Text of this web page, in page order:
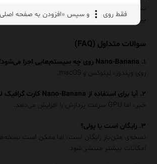
فقط روی و سپس «افزودن به صفحه
بسیاری از تحلیلگران آن را یکی از مهم‌ترین روندهای
پیش‌رو می‌دانند.
سوالات متداول (FAQ)
۱. Nano-Banana روی چه سیستم‌هایی اجرا می‌شود؟
روی ویندوز، لینوکس و macOS.
۲. آیا برای استفاده از Nano-Banana کارت گرافیک لازم است؟
خیر، اما GPU سرعت پردازش را افزایش می‌دهد.
۳. رایگان است یا پولی؟
نسخه‌ی متن‌باز رایگان است، اما ممکن است
امکانات بیشتر منتشر شود.